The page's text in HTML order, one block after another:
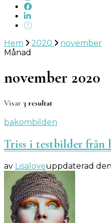
Hem 2020
november
Månad
november 2020
Visar 3 resultat
bakombilden
Triss i testbilder från
av Lisaloveuppdaterad den